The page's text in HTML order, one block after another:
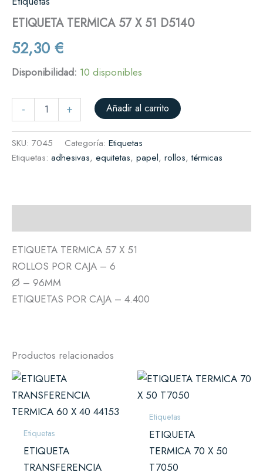
ETIQUETA TERMICA 57 X 51 D5140
52,30 €
Disponibilidad: 10 disponibles
- + Añadir al carrito
SKU: 7045 Categoría: Etiquetas
Etiquetas: adhesivas, equitetas, papel, rollos,térmicas
ETIQUETA TERMICA 57 X 51
ROLLOS POR CAJA – 6
Ø – 96MM
ETIQUETAS POR CAJA – 4.400
Productos relacionados
Etiquetas
ETIQUETA
TRANSFERENCIA
Etiquetas
ETIQUETA
TERMICA 70 X 50
T7050